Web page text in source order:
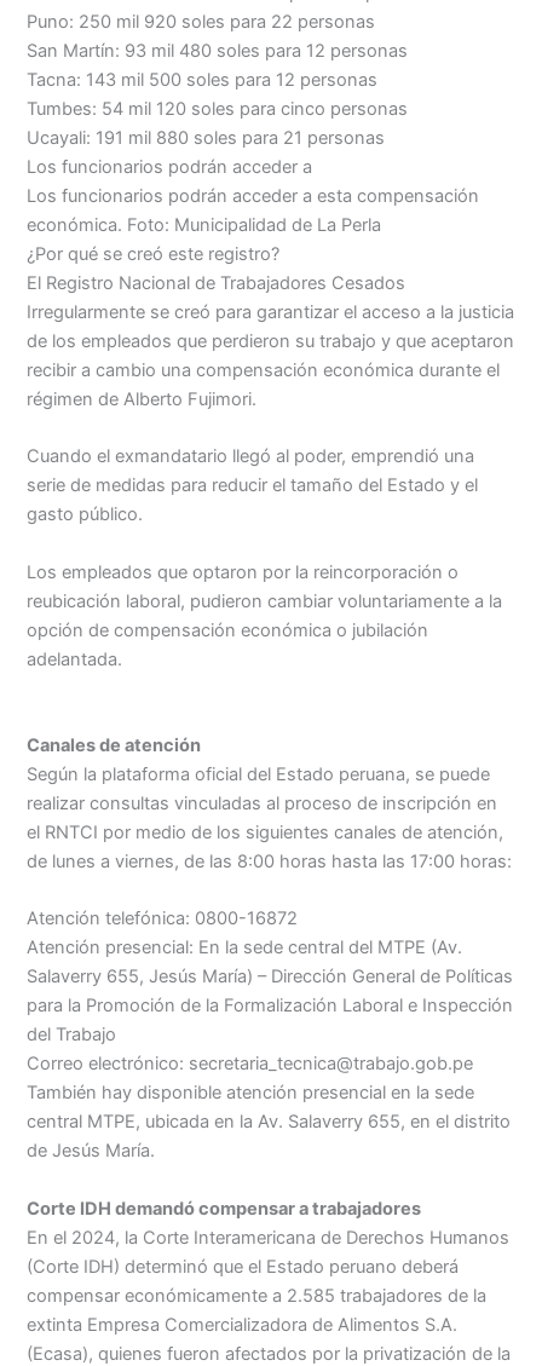
Puno: 250 mil 920 soles para 22 personas
San Martín: 93 mil 480 soles para 12 personas
Tacna: 143 mil 500 soles para 12 personas
Tumbes: 54 mil 120 soles para cinco personas
Ucayali: 191 mil 880 soles para 21 personas
Los funcionarios podrán acceder a
Los funcionarios podrán acceder a esta compensación
económica. Foto: Municipalidad de La Perla
¿Por qué se creó este registro?
El Registro Nacional de Trabajadores Cesados
Irregularmente se creó para garantizar el acceso a la justicia
de los empleados que perdieron su trabajo y que aceptaron
recibir a cambio una compensación económica durante el
régimen de Alberto Fujimori.
Cuando el exmandatario llegó al poder, emprendió una
serie de medidas para reducir el tamaño del Estado y el
gasto público.
Los empleados que optaron por la reincorporación o
reubicación laboral, pudieron cambiar voluntariamente a la
opción de compensación económica o jubilación
adelantada.
Canales de atención
Según la plataforma oficial del Estado peruana, se puede
realizar consultas vinculadas al proceso de inscripción en
el RNTCI por medio de los siguientes canales de atención,
de lunes a viernes, de las 8:00 horas hasta las 17:00 horas:
Atención telefónica: 0800-16872
Atención presencial: En la sede central del MTPE (Av.
Salaverry 655, Jesús María) – Dirección General de Políticas
para la Promoción de la Formalización Laboral e Inspección
del Trabajo
Correo electrónico: secretaria_tecnica@trabajo.gob.pe
También hay disponible atención presencial en la sede
central MTPE, ubicada en la Av. Salaverry 655, en el distrito
de Jesús María.
Corte IDH demandó compensar a trabajadores
En el 2024, la Corte Interamericana de Derechos Humanos
(Corte IDH) determinó que el Estado peruano deberá
compensar económicamente a 2.585 trabajadores de la
extinta Empresa Comercializadora de Alimentos S.A.
(Ecasa), quienes fueron afectados por la privatización de la